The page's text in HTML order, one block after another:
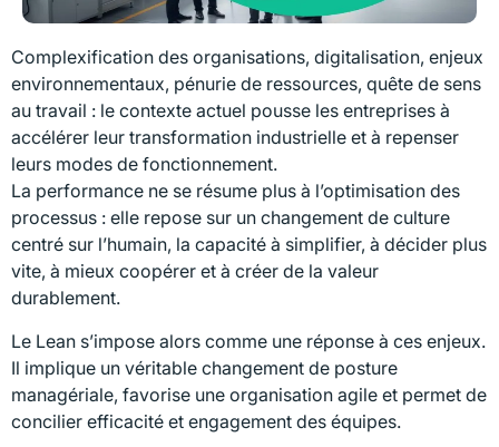
Complexification des organisations, digitalisation, enjeux
environnementaux, pénurie de ressources, quête de sens
au travail : le contexte actuel pousse les entreprises à
accélérer leur transformation industrielle et à repenser
leurs modes de fonctionnement.
La performance ne se résume plus à l’optimisation des
processus : elle repose sur un changement de culture
centré sur l’humain, la capacité à simplifier, à décider plus
vite, à mieux coopérer et à créer de la valeur
durablement.
Le Lean s’impose alors comme une réponse à ces enjeux.
Il implique un véritable changement de posture
managériale, favorise une organisation agile et permet de
concilier efficacité et engagement des équipes.